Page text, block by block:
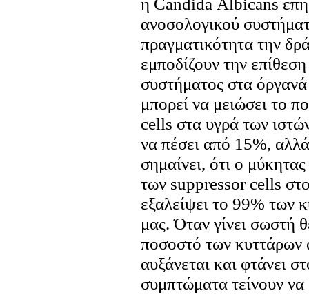
ανοσολογικού
πραγματικότητα την
εμποδίζουν την
συστήματος στα
μπορεί να μειώσει το
cells στα υγρά των
να πέσει από 15%,
σημαίνει, ότι ο
των suppressor cells
εξαλείψει το 99% των
μας. Όταν γίνει σωστή
ποσοστό των
αυξάνεται και φτάνει
συμπτώματα τείνουν να